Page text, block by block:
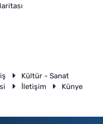
Kültür - Sanat
İletişim Künye